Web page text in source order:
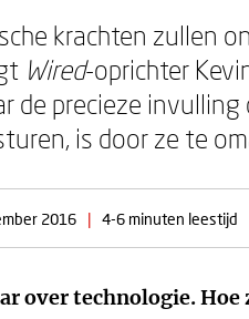
krachten zullen
Wired-oprichter
de precieze
is door ze te
2016 | 4-6 minuten leestijd
over technologie. Hoe